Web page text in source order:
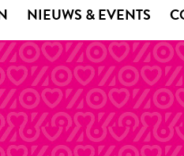
NIEUWS & EVENTS